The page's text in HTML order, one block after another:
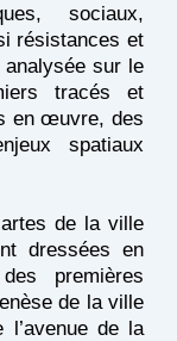
sociaux,
résistances et
sur le
tracés et
en œuvre, des
spatiaux
de la ville
dressées en
premières
de la ville
de la